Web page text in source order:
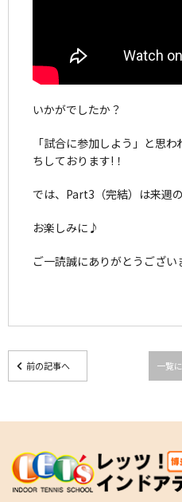
いかがでしたか？
「試合に参加しよう」と思
ちしております!！
では、Part3（完結）は来週
お楽しみに♪
ご一読誠にありがとうござい
前の記事へ 一覧